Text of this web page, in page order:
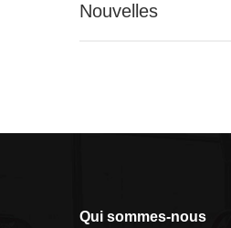
Nouvelles
Qui sommes-nous